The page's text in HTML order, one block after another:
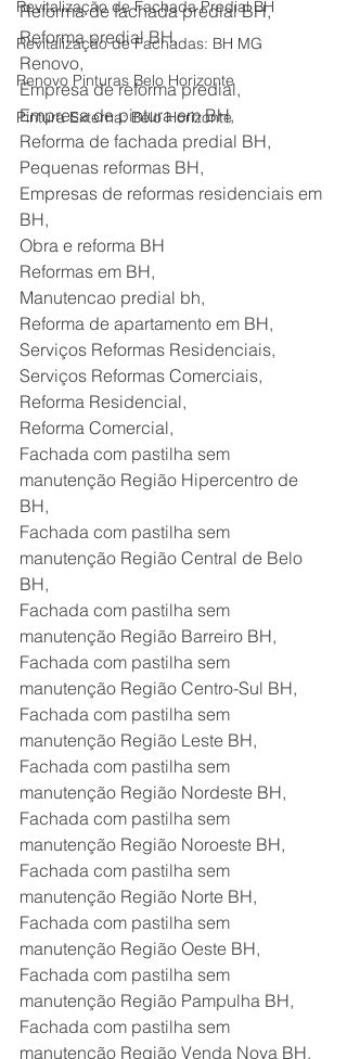
Revitalização de Fachada Predial BH
Revitalização de Fachadas: BH MG
Renovo Pinturas Belo Horizonte
Pintura Externa: Belo Horizonte
Reforma de fachada predial BH,
Reforma predial BH,
Renovo,
Empresa de reforma predial,
Empresa de pintura em BH,
Reforma de fachada predial BH,
Pequenas reformas BH,
Empresas de reformas residenciais em
BH,
Obra e reforma BH
Reformas em BH,
Manutencao predial bh,
Reforma de apartamento em BH,
Serviços Reformas Residenciais,
Serviços Reformas Comerciais,
Reforma Residencial,
Reforma Comercial,
Fachada com pastilha sem
manutenção Região Hipercentro de
BH,
Fachada com pastilha sem
manutenção Região Central de Belo
BH,
Fachada com pastilha sem
manutenção Região Barreiro BH,
Fachada com pastilha sem
manutenção Região Centro-Sul BH,
Fachada com pastilha sem
manutenção Região Leste BH,
Fachada com pastilha sem
manutenção Região Nordeste BH,
Fachada com pastilha sem
manutenção Região Noroeste BH,
Fachada com pastilha sem
manutenção Região Norte BH,
Fachada com pastilha sem
manutenção Região Oeste BH,
Fachada com pastilha sem
manutenção Região Pampulha BH,
Fachada com pastilha sem
manutenção Região Venda Nova BH,